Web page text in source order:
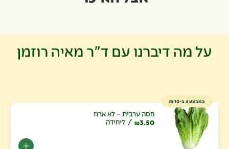
על מה דיברנו עם ד"ר מאיה רוזמן
במבצע 4 ב-10 ₪
חסה ערבית – לא ארוז
₪3.50 ליחידה